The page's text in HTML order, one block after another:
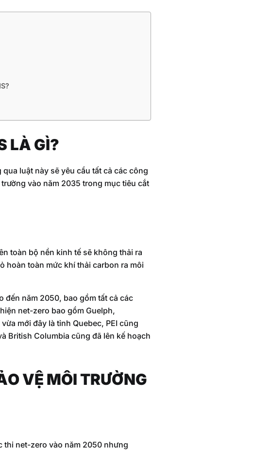
LÀ GÌ?
luật này sẽ yêu cầu tất cả các công
vào năm 2035 trong mục tiêu cắt
toàn bộ nền kinh tế sẽ không thải ra
hoàn toàn mức khí thải carbon ra môi
đến năm 2050, bao gồm tất cả các
net-zero bao gồm Guelph,
mới đây là tỉnh Quebec, PEI cũng
British Columbia cũng đã lên kế hoạch
VỆ MÔI TRƯỜNG
thi net-zero vào năm 2050 nhưng